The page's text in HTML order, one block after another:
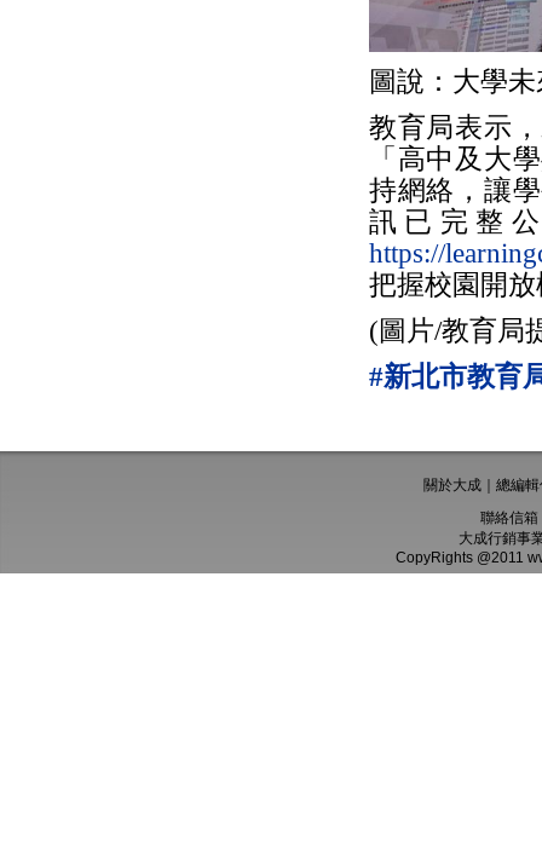
圖說：大學
教育局表示
「高中及大
持網絡，讓
訊已完整
https://
把握校園開
(圖片/教育局
#新北市教育